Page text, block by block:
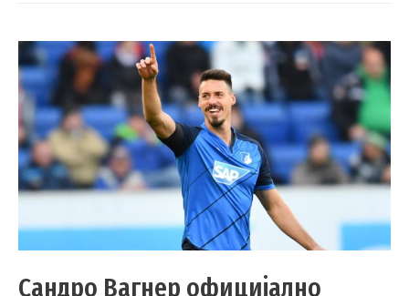
Сандро Вагнер официјално